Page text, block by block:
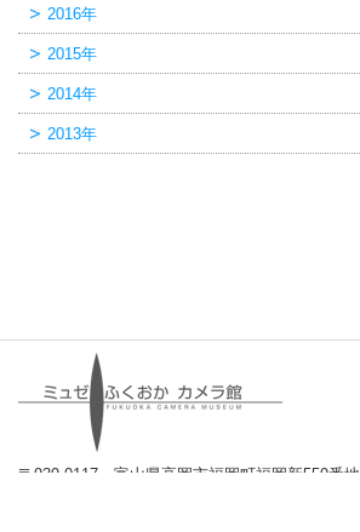
2016年
2015年
2014年
2013年
〒939-0117 富山県高岡市福岡町福岡新559番地